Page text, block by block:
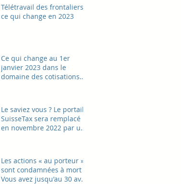
Télétravail des frontaliers –
ce qui change en 2023
Ce qui change au 1er
janvier 2023 dans le
domaine des cotisations
Le saviez vous ? Le portail
SuisseTax sera remplacé
en novembre 2022 par un
Les actions « au porteur »
sont condamnées à mort –
Vous avez jusqu'au 30 avril